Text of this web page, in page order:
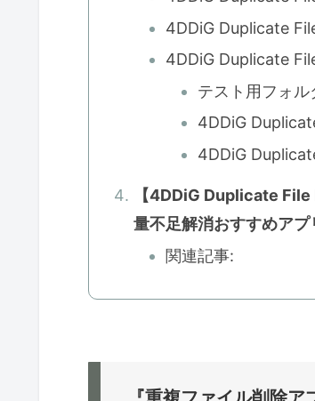
4DDiG Duplicate
4DDiG Duplicate
テスト用フォル
4DDiG
4DDiG
【4DDiG Duplicate
量不足解消おすすめアプ
関連記事: